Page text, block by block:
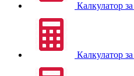
Калкулатор
Калкулатор